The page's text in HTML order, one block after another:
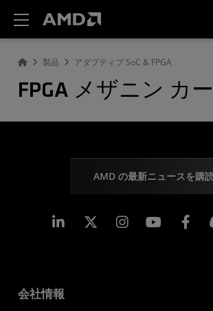
製品 アダプティブ SoC & FPGA
FPGA メザニン カ
AMD の最新ニュースを購
Linkedin Instagram
会社情報